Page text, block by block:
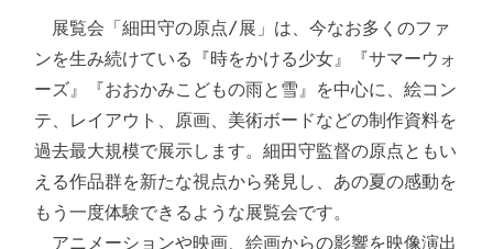
展覧会「細田守の原点/展」は、今なお多くのファ
ンを生み続けている『時をかける少女』『サマーウォ
ーズ』『おおかみこどもの雨と雪』を中心に、絵コン
テ、レイアウト、原画、美術ボードなどの制作資料を
過去最大規模で展示します。細田守監督の原点ともい
える作品群を新たな視点から発見し、あの夏の感動を
もう一度体験できるような展覧会です。
アニメーションや映画、絵画からの影響を映像演出